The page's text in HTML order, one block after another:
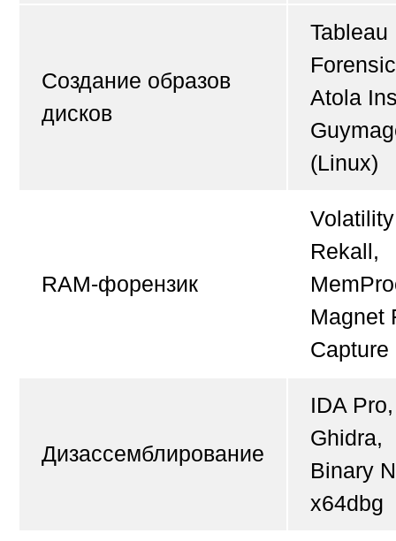
Создание образов
дисков
Tableau
Atola
(Linux)
RAM-форензик
Rekall,
Magnet
Capture
Дизассемблирование
IDA Pro,
Ghidra,
Binary
x64dbg